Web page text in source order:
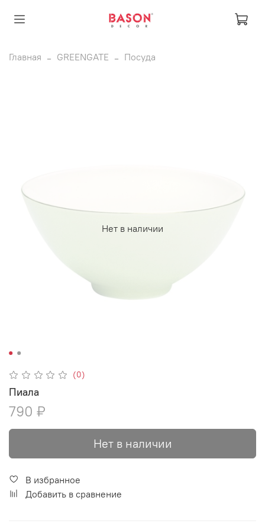
Главная GREENGATE Посуда
Нет в наличии
(0)
Пиала
790 ₽
Нет в наличии
В избранное
Добавить в сравнение